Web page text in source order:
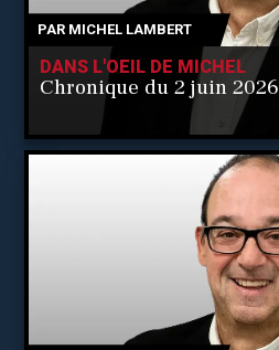
PAR MICHEL LAMBERT
DANS L'OEIL DE MICHEL
Chronique du 2 juin 2026